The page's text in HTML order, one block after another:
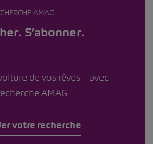
AMAG
S’abonner.
de vos rêves – avec
AMAG
votre recherche